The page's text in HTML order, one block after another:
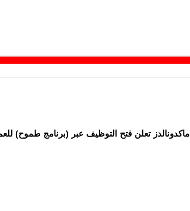
ماكدونالدز تعلن فتح التوظيف عبر (برنامج طموح)